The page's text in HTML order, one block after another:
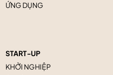
ỨNG DỤNG
START-UP
KHỞI NGHIỆP